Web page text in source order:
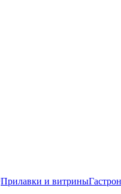
Прилавки и витрины